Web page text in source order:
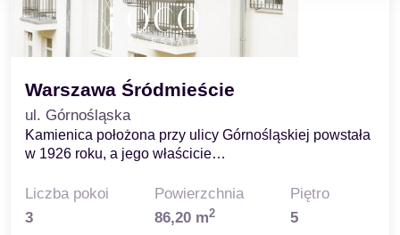
Warszawa Śródmieście
ul. Górnośląska
Kamienica położona przy ulicy Górnośląskiej powstała
w 1926 roku, a jego właścicie…
Liczba pokoi
3
Powierzchnia
86,20 m2
Piętro
5